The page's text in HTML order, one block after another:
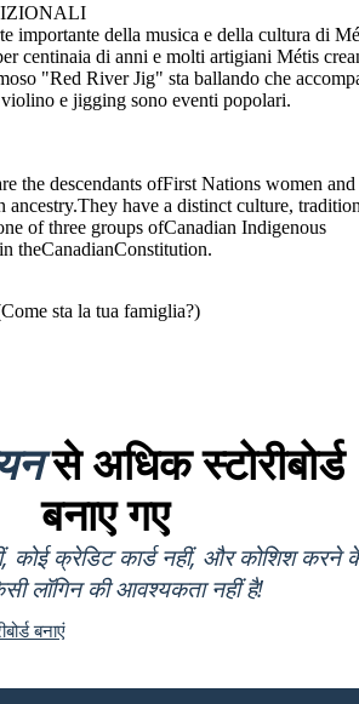
importante della musica e della cultura di
centinaia di anni e molti artigiani Métis
"Red River Jig" sta ballando che
e jigging sono eventi popolari.
the descendants ofFirst Nations women
ancestry.They have a distinct culture,
of three groups ofCanadian Indigenous
theCanadianConstitution.
sta la tua famiglia?)
से अधिक स्टोरीबोर्ड
बनाए गए
कोई क्रेडिट कार्ड नहीं, और कोशिश करने
लॉगिन की आवश्यकता नहीं है!
बनाएं